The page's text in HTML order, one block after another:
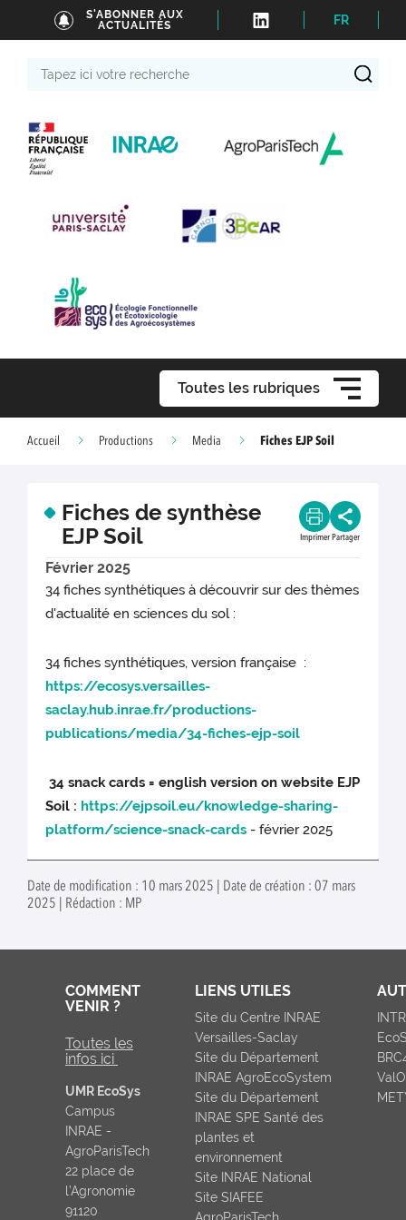
S'ABONNER AUX
ACTUALITÉS
FR
Toutes les rubriques
Accueil Productions Media Fiches EJP Soil
Fiches de synthèse
EJP Soil
Imprimer Partager
Février 2025
34 fiches synthétiques à découvrir sur des thèmes
d'actualité en sciences du sol :
34 fiches synthétiques, version française :
https://ecosys.versailles-
saclay.hub.inrae.fr/productions-
publications/media/34-fiches-ejp-soil
34 snack cards = english version on website EJP
Soil : https://ejpsoil.eu/knowledge-sharing-
platform/science-snack-cards - février 2025
Date de modification : 10 mars 2025 | Date de création : 07 mars
2025 | Rédaction : MP
COMMENT
VENIR ?
Toutes les
infos ici
UMR EcoSys
Campus
INRAE -
AgroParisTech
22 place de
l’Agronomie
91120
LIENS UTILES
Site du Centre INRAE
Versailles-Saclay
Site du Département
INRAE AgroEcoSystem
Site du Département
INRAE SPE Santé des
plantes et
environnement
Site INRAE National
Site SIAFEE